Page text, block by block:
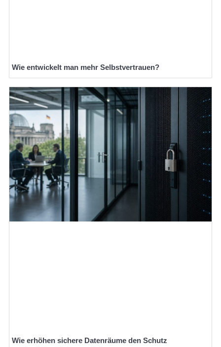
Wie entwickelt man mehr Selbstvertrauen?
Wie erhöhen sichere Datenräume den Schutz